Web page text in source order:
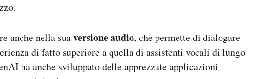
anche nella suaversione audio, che permette di dialogare
di fatto superiore a quella di assistenti vocali di lungo
ha anche sviluppato delle apprezzate applicazioni